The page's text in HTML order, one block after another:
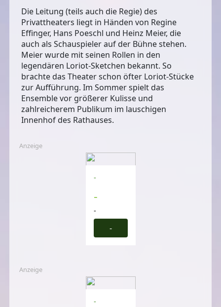
Die Leitung (teils auch die Regie) des
Privattheaters liegt in Händen von Regine
Effinger, Hans Poeschl und Heinz Meier, die
auch als Schauspieler auf der Bühne stehen.
Meier wurde mit seinen Rollen in den
legendären Loriot-Sketchen bekannt. So
brachte das Theater schon öfter Loriot-Stücke
zur Aufführung. Im Sommer spielt das
Ensemble vor größerer Kulisse und
zahlreicherem Publikum im lauschigen
Innenhof des Rathauses.
Anzeige
-
-
-
-
Anzeige
-